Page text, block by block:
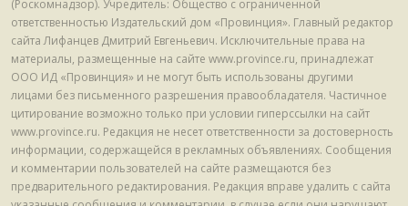
(Роскомнадзор). Учредитель: Общество с ограниченной
ответственностью Издательский дом «Провинция». Главный редактор
сайта Лифанцев Дмитрий Евгеньевич. Исключительные права на
материалы, размещенные на сайте www.province.ru, принадлежат
ООО ИД «Провинция» и не могут быть использованы другими
лицами без письменного разрешения правообладателя. Частичное
цитирование возможно только при условии гиперссылки на сайт
www.province.ru. Редакция не несет ответственности за достоверность
информации, содержащейся в рекламных объявлениях. Сообщения
и комментарии пользователей на сайте размещаются без
предварительного редактирования. Редакция вправе удалить с сайта